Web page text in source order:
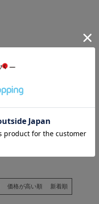
価格が高い順 新着順